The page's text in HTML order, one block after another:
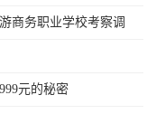
商务职业学校考察调
元的秘密